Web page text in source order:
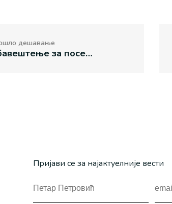
дешавање
Обавештење за посетиоце
Пријави се за најактуелније вести